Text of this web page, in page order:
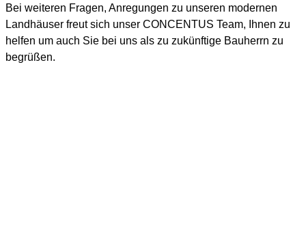
Bei weiteren Fragen, Anregungen zu unseren modernen
Landhäuser freut sich unser CONCENTUS Team, Ihnen zu
helfen um auch Sie bei uns als zu zukünftige Bauherrn zu
begrüßen.